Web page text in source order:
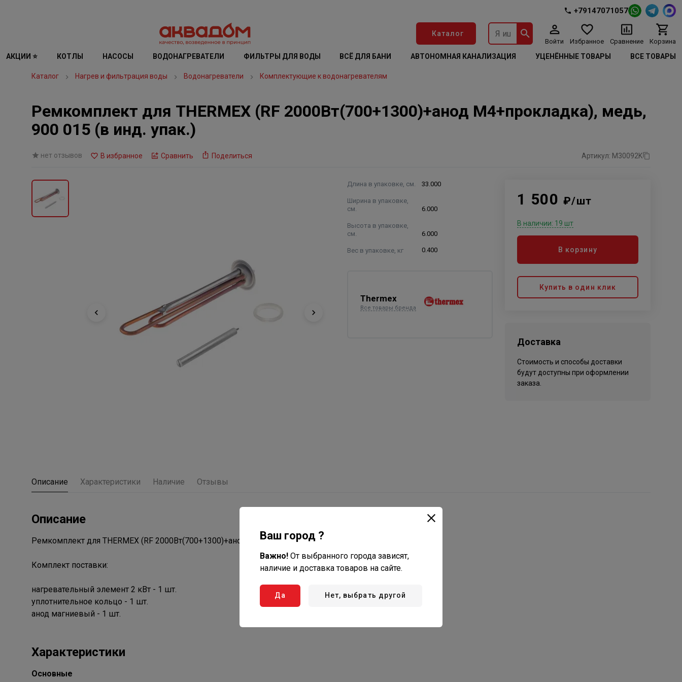
+79147071057
Каталог
Войти Избранное Сравнение Корзина
АКЦИИ ⭐ КОТЛЫ НАСОСЫ ВОДОНАГРЕВАТЕЛИ ФИЛЬТРЫ ДЛЯ ВОДЫ ВСЁ ДЛЯ БАНИ АВТОНОМНАЯ КАНАЛИЗАЦИЯ УЦЕНЁННЫЕ ТОВАРЫ ВСЕ ТОВАРЫ
Каталог Нагрев и фильтрация воды Водонагреватели Комплектующие к водонагревателям
Ремкомплект для THERMEX (RF 2000Вт(700+1300)+анод М4+прокладка), медь,
900 015 (в инд. упак.)
нет отзывов В избранное Сравнить Поделиться Артикул: М30092K
Длина в упаковке, см. 33.000
Ширина в упаковке,
см.
6.000
Высота в упаковке,
см.
6.000
Вес в упаковке, кг 0.400
Thermex
Все товары бренда
1 500 ₽/шт
В наличии: 19 шт
В корзину
Купить в один клик
Доставка
Стоимость и способы доставки
будут доступны при оформлении
заказа.
Описание Характеристики Наличие Отзывы
Описание
Ремкомплект для THERMEX (RF 2000Вт(700+1300)+анод М4+прокладка), медь.
Комплект поставки:
нагревательный элемент 2 кВт - 1 шт.
уплотнительное кольцо - 1 шт.
анод магниевый - 1 шт.
Характеристики
Основные
Ваш город ?
Важно! От выбранного города зависят,
наличие и доставка товаров на сайте.
Да Нет, выбрать другой